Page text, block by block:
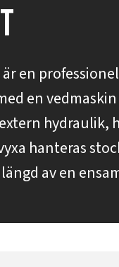
är en
en
hydraulik,
hanteras
av en